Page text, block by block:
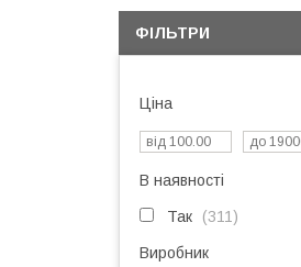
ФІЛЬТРИ
Ціна
В наявності
Так 311
Виробник